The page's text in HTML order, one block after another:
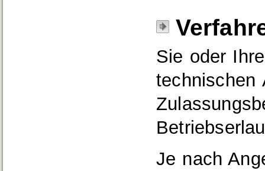
Sie oder
technischen
Je nach